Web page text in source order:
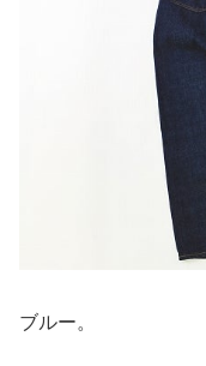
ブルー。